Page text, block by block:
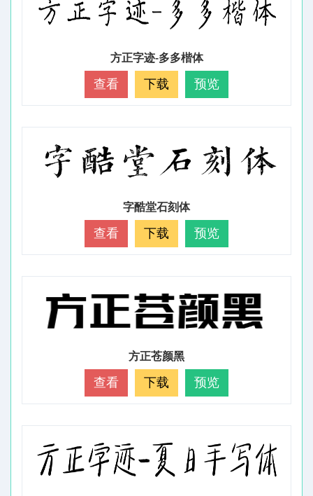
方正字迹-多多楷体
查看 下载 预览
字酷堂石刻体
查看 下载 预览
方正苍颜黑
查看 下载 预览